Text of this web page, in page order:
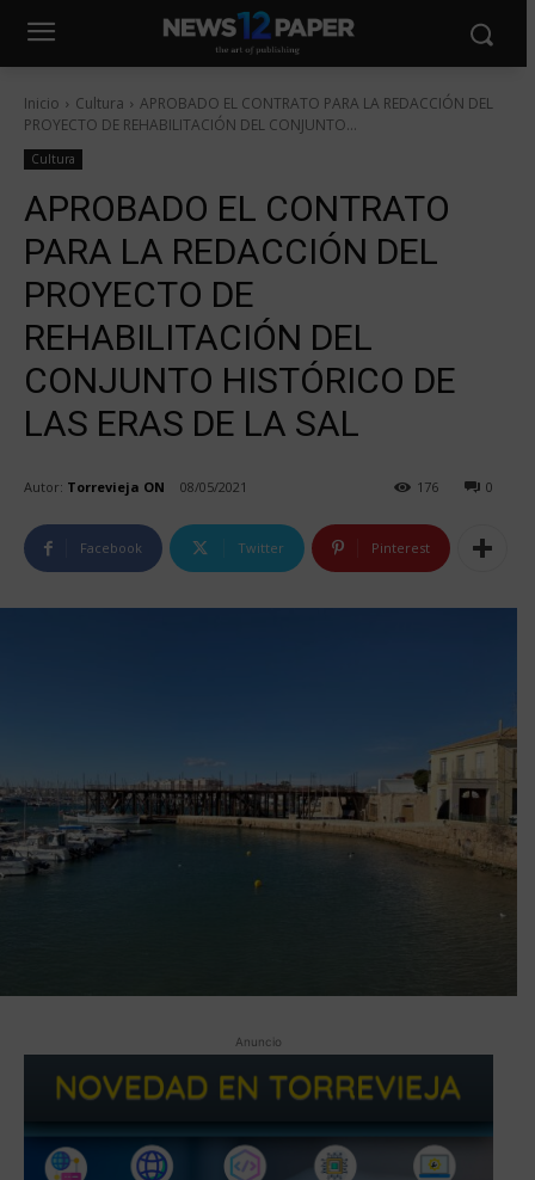
Inicio Cultura
APROBADO EL CONTRATO PARA LA REDACCIÓN DEL
PROYECTO DE REHABILITACIÓN DEL CONJUNTO...
Cultura
APROBADO EL CONTRATO
PARA LA REDACCIÓN DEL
PROYECTO DE
REHABILITACIÓN DEL
CONJUNTO HISTÓRICO DE
LAS ERAS DE LA SAL
Autor: Torrevieja ON 08/05/2021 0
176
Facebook Twitter Pinterest
Anuncio